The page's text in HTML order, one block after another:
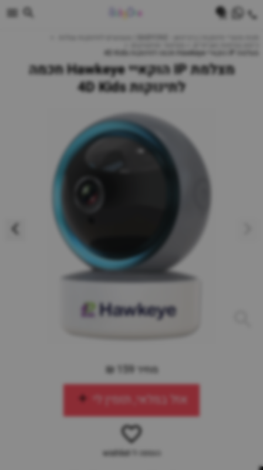
מצלמת IP הוקאיי Hawkeye חכמה
לתינוקות 4D Kids
מחיר 159 ₪
אזל במלאי, תזמין לי
הוספה ל-wishlist